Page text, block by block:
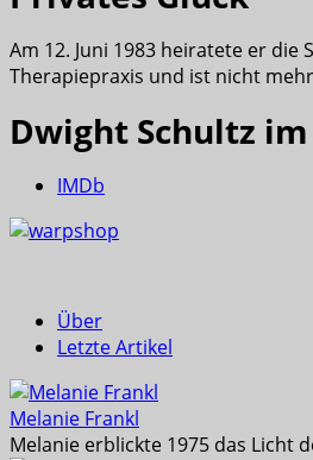
Am 12. Juni 1983 heiratete er
Therapiepraxis und ist nicht
Dwight Schultz
IMDb
Über
Letzte Artikel
Melanie Frankl
Melanie erblickte 1975 das Licht